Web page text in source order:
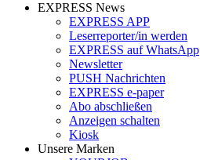
EXPRESS News
EXPRESS APP
Leserreporter/in werden
EXPRESS auf WhatsApp
Newsletter
PUSH Nachrichten
EXPRESS e-paper
Abo abschließen
Anzeigen schalten
Kiosk
Unsere Marken